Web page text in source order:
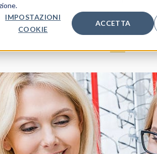
IMPOSTAZIONI
COOKIE
ACCETTA
in un negozio di
coinvolte